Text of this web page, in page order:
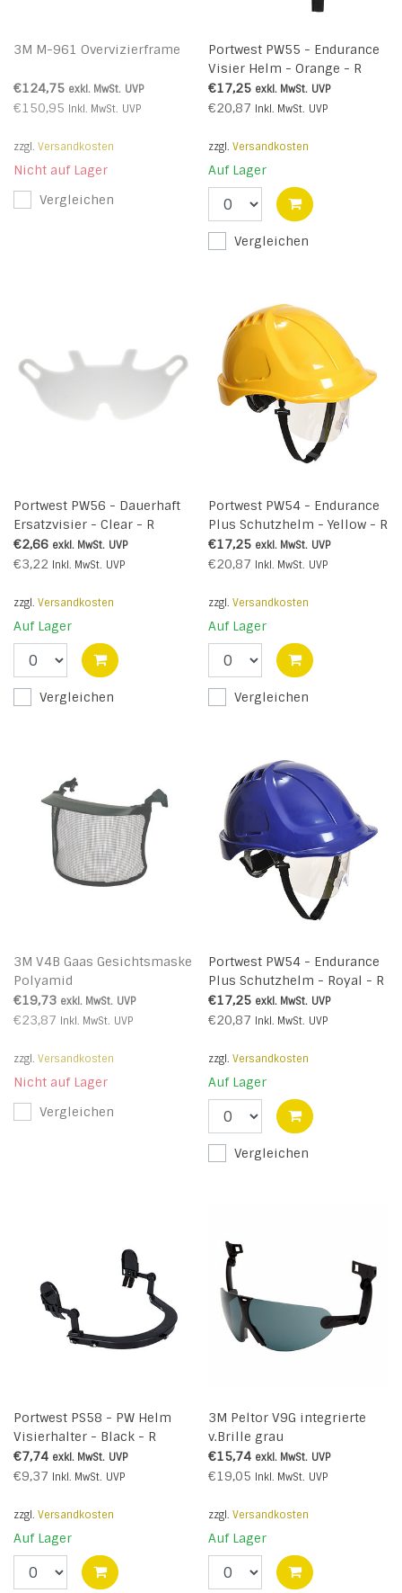
3M M-961 Overvizierframe
€124,75 exkl. MwSt. UVP
€150,95 Inkl. MwSt. UVP
zzgl. Versandkosten
Nicht auf Lager
Vergleichen
Portwest PW55 - Endurance
Visier Helm - Orange - R
€17,25 exkl. MwSt. UVP
€20,87 Inkl. MwSt. UVP
zzgl. Versandkosten
Auf Lager
Vergleichen
Portwest PW56 - Dauerhaft
Ersatzvisier - Clear - R
€2,66 exkl. MwSt. UVP
€3,22 Inkl. MwSt. UVP
zzgl. Versandkosten
Auf Lager
Vergleichen
Portwest PW54 - Endurance
Plus Schutzhelm - Yellow - R
€17,25 exkl. MwSt. UVP
€20,87 Inkl. MwSt. UVP
zzgl. Versandkosten
Auf Lager
Vergleichen
3M V4B Gaas Gesichtsmaske
Polyamid
€19,73 exkl. MwSt. UVP
€23,87 Inkl. MwSt. UVP
zzgl. Versandkosten
Nicht auf Lager
Vergleichen
Portwest PW54 - Endurance
Plus Schutzhelm - Royal - R
€17,25 exkl. MwSt. UVP
€20,87 Inkl. MwSt. UVP
zzgl. Versandkosten
Auf Lager
Vergleichen
Portwest PS58 - PW Helm
Visierhalter - Black - R
€7,74 exkl. MwSt. UVP
€9,37 Inkl. MwSt. UVP
zzgl. Versandkosten
Auf Lager
3M Peltor V9G integrierte
v.Brille grau
€15,74 exkl. MwSt. UVP
€19,05 Inkl. MwSt. UVP
zzgl. Versandkosten
Auf Lager